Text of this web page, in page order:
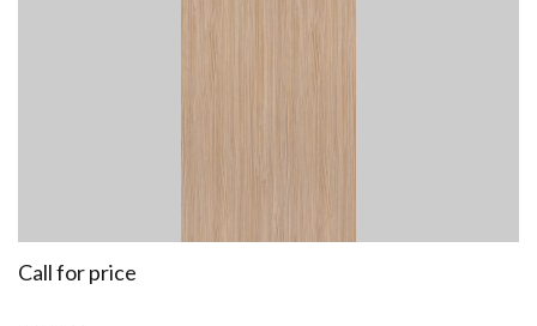
Call for price